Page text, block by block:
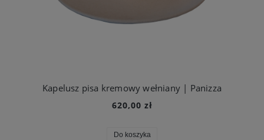
Kapelusz pisa kremowy wełniany | Panizza
620,00 zł
Do koszyka